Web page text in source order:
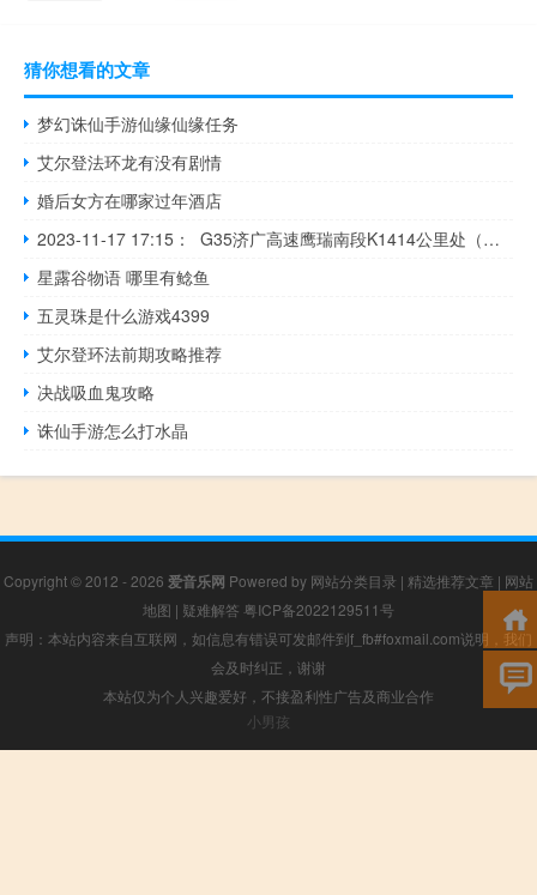
猜你想看的文章
梦幻诛仙手游仙缘仙缘任务
艾尔登法环龙有没有剧情
婚后女方在哪家过年酒店
2023-11-17 17:15： G35济广高速鹰瑞南段K1414公里处（宁都东服务区至瑞金北停车区区间，往广州方向）一辆货车发生故障，单道缓慢通行。lj ​​​
星露谷物语 哪里有鲶鱼
五灵珠是什么游戏4399
艾尔登环法前期攻略推荐
决战吸血鬼攻略
诛仙手游怎么打水晶
Copyright © 2012 - 2026 爱音乐网 Powered by 网站分类目录 | 精选推荐文章 | 网站
地图 | 疑难解答 粤ICP备2022129511号
声明：本站内容来自互联网，如信息有错误可发邮件到f_fb#foxmail.com说明，我们
会及时纠正，谢谢
本站仅为个人兴趣爱好，不接盈利性广告及商业合作
小男孩